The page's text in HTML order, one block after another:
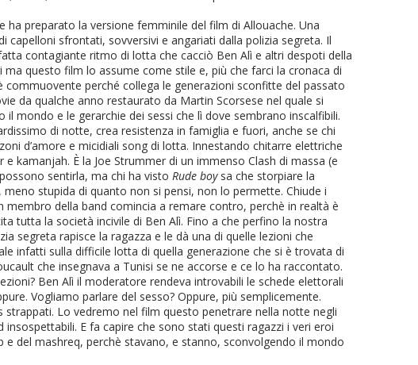
ha preparato la versione femminile del film di Allouache. Una
sfrontati, sovversivi e angariati dalla polizia segreta. Il
contagiante ritmo di lotta che cacciò Ben Alì e altri despoti della
questo film lo assume come stile e, più che farci la cronaca di
perché collega le generazioni sconfitte del passato
da qualche anno restaurato da Martin Scorsese nel quale si
mondo e le gerarchie dei sessi che lì dove sembrano inscalfibili.
di notte, crea resistenza in famiglia e fuori, anche se chi
d’amore e micidiali song di lotta. Innestando chitarre elettriche
kamanjah. È la Joe Strummer di un immenso Clash di massa (e
sentirla, ma chi ha visto Rude boysa che storpiare la
stupida di quanto non si pensi, non lo permette. Chiude i
della band comincia a remare contro, perchè in realtà è
tutta la società incivile di Ben Alì. Fino a che perfino la nostra
segreta rapisce la ragazza e le dà una di quelle lezioni che
infatti sulla difficile lotta di quella generazione che si è trovata di
che insegnava a Tunisi se ne accorse e ce lo ha raccontato.
Ben Alì il moderatore rendeva introvabili le schede elettorali
Vogliamo parlare del sesso? Oppure, più semplicemente.
Lo vedremo nel film questo penetrare nella notte negli
E fa capire che sono stati questi ragazzi i veri eroi
del mashreq, perchè stavano, e stanno, sconvolgendo il mondo